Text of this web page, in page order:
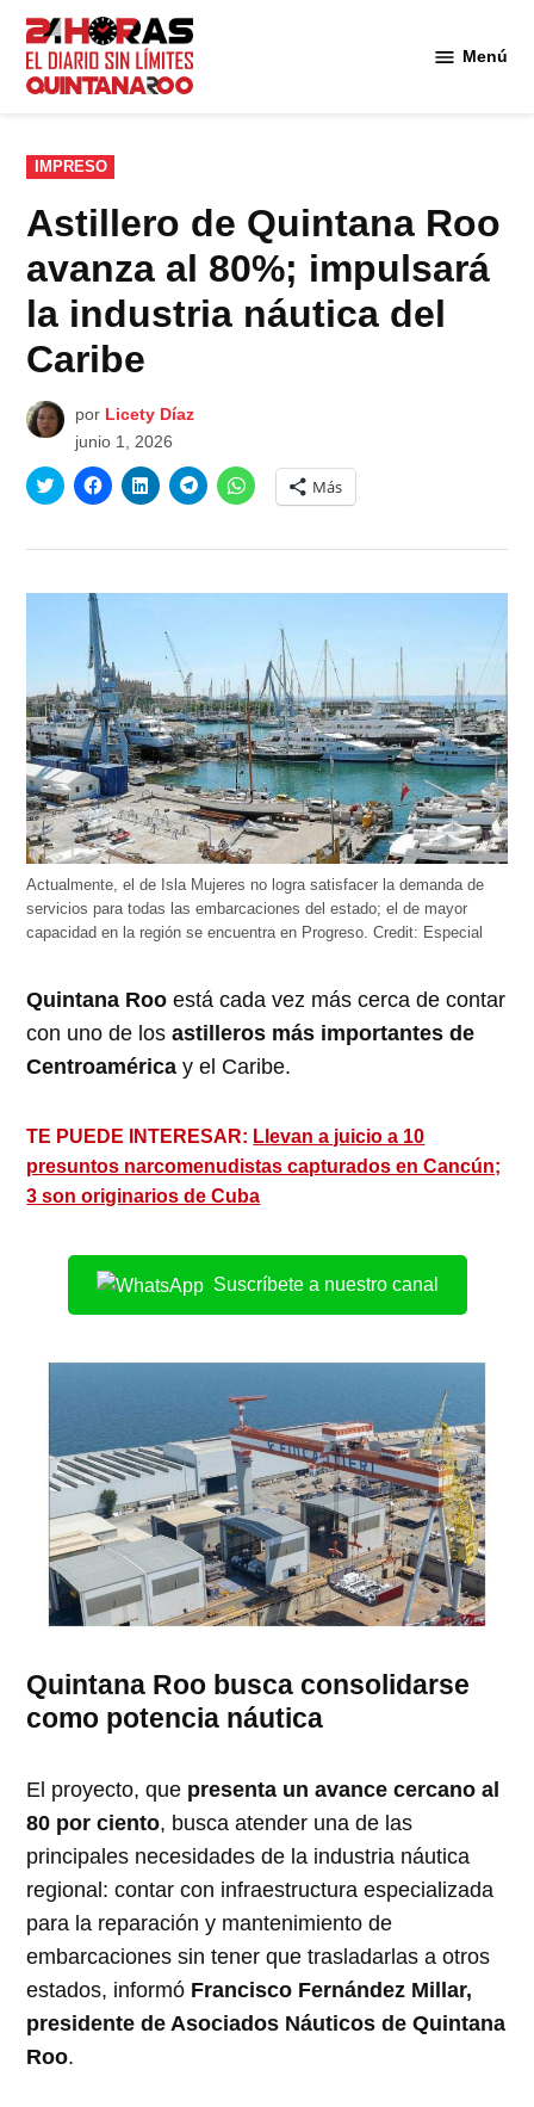
Saltar
contenido
Menú
PUBLICADO
EN
IMPRESO
Astillero de Quintana Roo
avanza al 80%; impulsará
la industria náutica del
Caribe
por Licety Díaz
junio 1, 2026
Haz
clic
en
abre
ventana
nueva)
Haz
clic
en
abre
nueva)
Haz
clic
en
abre
ventana
nueva)
Haz
clic
en
abre
Haz
clic
para
en
abre
ventana
nueva)
Más
Actualmente, el de Isla Mujeres no logra satisfacer la demanda de
servicios para todas las embarcaciones del estado; el de mayor
capacidad en la región se encuentra en Progreso.Credit: Especial
Quintana Roo está cada vez más cerca de contar
con uno de los astilleros más importantes de
Centroamérica y el Caribe.
TE PUEDE INTERESAR: Llevan a juicio a 10
presuntos narcomenudistas capturados en Cancún;
3 son originarios de Cuba
Suscríbete a nuestro canal
Quintana Roo busca consolidarse
como potencia náutica
El proyecto, que presenta un avance cercano al
80 por ciento, busca atender una de las
principales necesidades de la industria náutica
regional: contar con infraestructura especializada
para la reparación y mantenimiento de
embarcaciones sin tener que trasladarlas a otros
estados, informó Francisco Fernández Millar,
presidente de Asociados Náuticos de Quintana
Roo.